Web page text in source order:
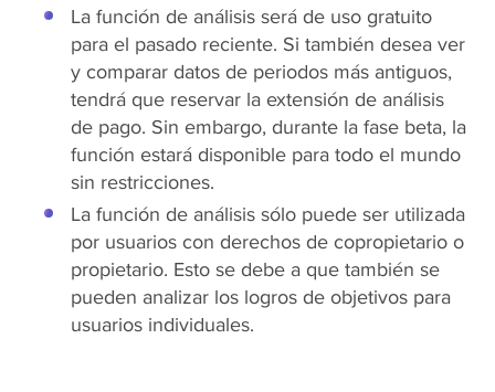
La función de análisis será de uso gratuito
para el pasado reciente. Si también desea ver
y comparar datos de periodos más antiguos,
tendrá que reservar la extensión de análisis
de pago. Sin embargo, durante la fase beta, la
función estará disponible para todo el mundo
sin restricciones.
La función de análisis sólo puede ser utilizada
por usuarios con derechos de copropietario o
propietario. Esto se debe a que también se
pueden analizar los logros de objetivos para
usuarios individuales.